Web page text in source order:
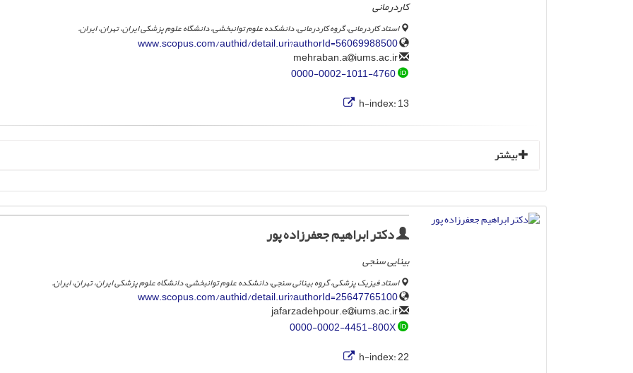
کاردرمانی
استاد کاردرمانی، گروه کاردرمانی، دانشکده علوم توانبخشی، دانشگاه علوم پزشکی ایران، تهران، ایران.
www.scopus.com/authid/detail.uri?authorId=56069988500
iums.ac.ir
0000-0002-1011-4760
h-index:13
بیشتر
دکتر ابراهیم جعفرزاده پور
بینایی سنجی
استاد فیزیک پزشکی، گروه بینائی سنجی، دانشکده علوم توانبخشی، دانشگاه علوم پزشکی ایران، تهران، ایران.
www.scopus.com/authid/detail.uri?authorId=25647765100
iums.ac.ir
0000-0002-4451-800X
h-index:22